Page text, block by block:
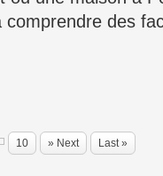
comprendre des
10 » Next Last »